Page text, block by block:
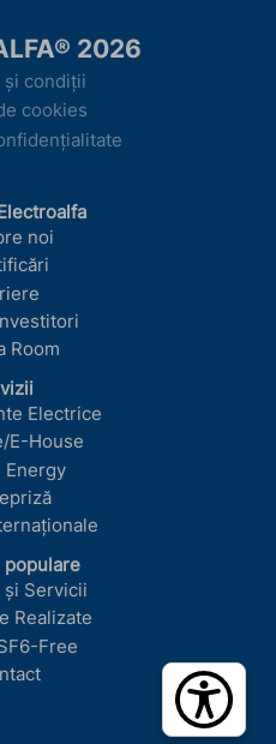
2026
și condiții
cookies
noi
Room
Electrice
E-House
Energy
populare
și Servicii
Realizate
Free